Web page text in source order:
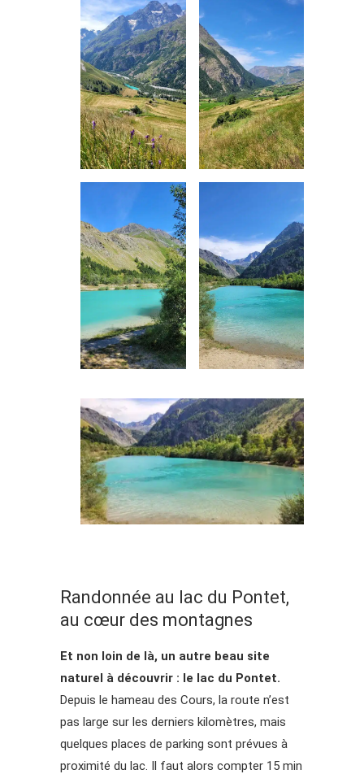
Randonnée au lac du Pontet,
au cœur des montagnes
Et non loin de là, un autre beau site
naturel à découvrir : le lac du Pontet.
Depuis le hameau des Cours, la route n’est
pas large sur les derniers kilomètres, mais
quelques places de parking sont prévues à
proximité du lac. Il faut alors compter 15 min